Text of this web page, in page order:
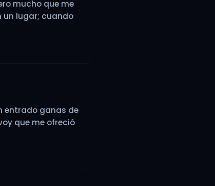
mucho que me
un lugar; cuando
entrado ganas de
que me ofreció